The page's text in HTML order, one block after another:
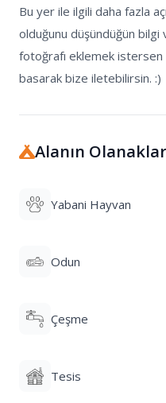
Bu yer ile ilgili daha fazla
olduğunu düşündüğün
fotoğrafı eklemek
basarak bize iletebilirsin. :)
Alanın
Yabani Hayvan
Odun
Çeşme
Tesis